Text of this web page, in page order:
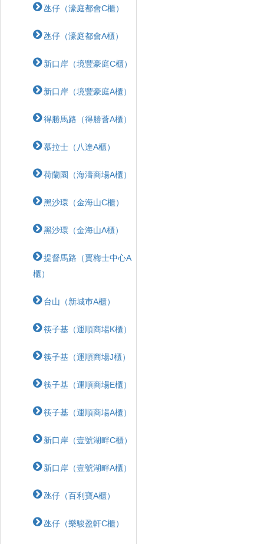
氹仔（濠庭都會C櫃）
氹仔（濠庭都會A櫃）
新口岸（境豐豪庭C櫃）
新口岸（境豐豪庭A櫃）
得勝馬路（得勝薈A櫃）
慕拉士（八達A櫃）
荷蘭園（海濤商場A櫃）
黑沙環（金海山C櫃）
黑沙環（金海山A櫃）
提督馬路（賈梅士中心A
櫃）
台山（新城巿A櫃）
筷子基（運順商場K櫃）
筷子基（運順商場J櫃）
筷子基（運順商場E櫃）
筷子基（運順商場A櫃）
新口岸（壹號湖畔C櫃）
新口岸（壹號湖畔A櫃）
氹仔（百利寶A櫃）
氹仔（樂駿盈軒C櫃）